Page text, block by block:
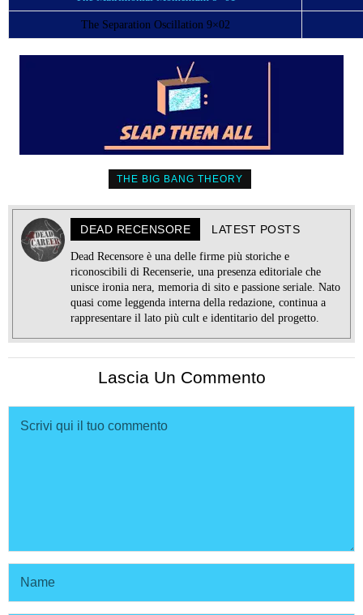
The Separation Oscillation 9×02
THE BIG BANG THEORY
DEAD RECENSORE LATEST POSTS
Dead Recensore è una delle firme più storiche e
riconoscibili di Recenserie, una presenza editoriale che
unisce ironia nera, memoria di sito e passione seriale. Nato
quasi come leggenda interna della redazione, continua a
rappresentare il lato più cult e identitario del progetto.
Lascia Un Commento